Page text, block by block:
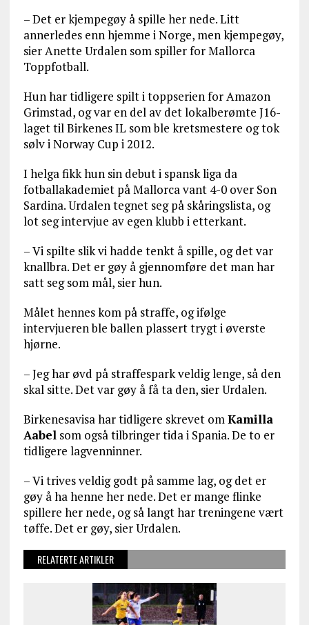
– Det er kjempegøy å spille her nede. Litt
annerledes enn hjemme i Norge, men kjempegøy,
sier Anette Urdalen som spiller for Mallorca
Toppfotball.
Hun har tidligere spilt i toppserien for Amazon
Grimstad, og var en del av det lokalberømte J16-
laget til Birkenes IL som ble kretsmestere og tok
sølv i Norway Cup i 2012.
I helga fikk hun sin debut i spansk liga da
fotballakademiet på Mallorca vant 4-0 over Son
Sardina. Urdalen tegnet seg på skåringslista, og
lot seg intervjue av egen klubb i etterkant.
– Vi spilte slik vi hadde tenkt å spille, og det var
knallbra. Det er gøy å gjennomføre det man har
satt seg som mål, sier hun.
Målet hennes kom på straffe, og ifølge
intervjueren ble ballen plassert trygt i øverste
hjørne.
– Jeg har øvd på straffespark veldig lenge, så den
skal sitte. Det var gøy å få ta den, sier Urdalen.
Birkenesavisa har tidligere skrevet omKamilla
Aabelsom også tilbringer tida i Spania. De to er
tidligere lagvenninner.
– Vi trives veldig godt på samme lag, og det er
gøy å ha henne her nede. Det er mange flinke
spillere her nede, og så langt har treningene vært
tøffe. Det er gøy, sier Urdalen.
RELATERTE ARTIKLER